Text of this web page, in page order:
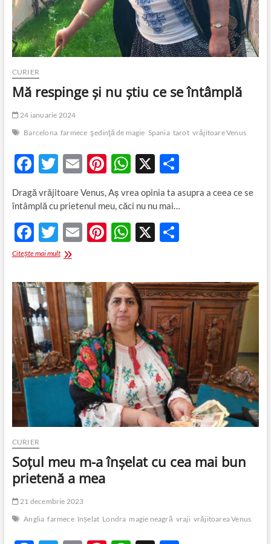
CURIER
Mă respinge şi nu ştiu ce se întâmplă
24 ianuarie 2024
Barcelona farmece şedinţă de magie Spania tarot vrăjitoare Venus
F
ac
e
b
o
o
k
T
w
itt
er
E
m
ail
Pi
nt
er
es
t
W
at
s
A
p
X P
ta
je
az
Dragă vrăjitoare Venus, Aș vrea opinia ta asupra a ceea ce se
întâmplă cu prietenul meu, căci nu nu mai…
F
ac
b
o
o
k
T
w
er
E Pi
es
t
W
s
A
p
p
X P
je
az
ă
Citește mai multMă
nu
ştiu
ce
se
întâmplă
CURIER
Soțul meu m-a înșelat cu cea mai bun
prietenă a mea
21 decembrie 2023
Anglia farmece înșelat Londra magie neagră vraji vrăjitoarea Venus